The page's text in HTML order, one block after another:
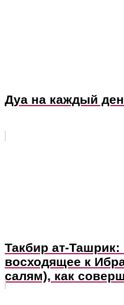
Дуа на каждый
Такбир ат-
восходящее к
салям), как